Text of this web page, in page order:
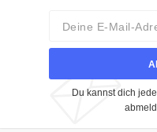
Du kannst dich